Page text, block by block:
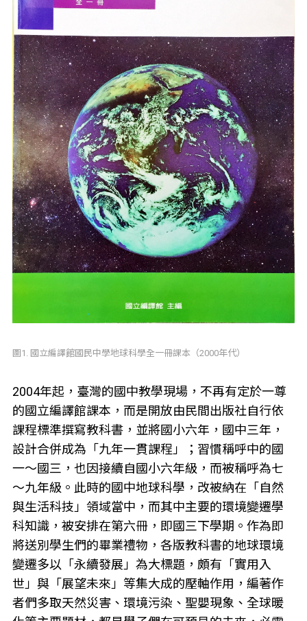
圖1. 國立編譯館國民中學地球科學全一冊課本（2000年代）
2004年起，臺灣的國中教學現場，不再有定於一尊
的國立編譯館課本，而是開放由民間出版社自行依
課程標準撰寫教科書，並將國小六年，國中三年，
設計合併成為「九年一貫課程」；習慣稱呼中的國
一～國三，也因接續自國小六年級，而被稱呼為七
～九年級。此時的國中地球科學，改被納在「自然
與生活科技」領域當中，而其中主要的環境變遷學
科知識，被安排在第六冊，即國三下學期。作為即
將送別學生們的畢業禮物，各版教科書的地球環境
變遷多以「永續發展」為大標題，頗有「實用入
世」與「展望未來」等集大成的壓軸作用，編著作
者們多取天然災害、環境污染、聖嬰現象、全球暖